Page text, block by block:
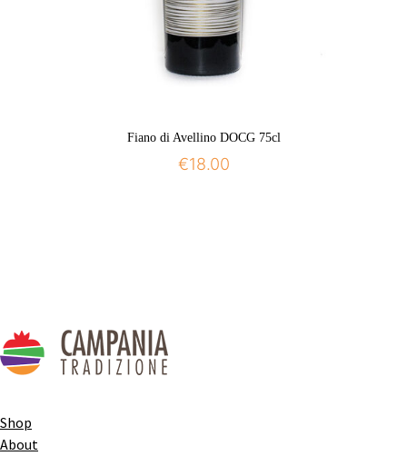
Fiano di Avellino DOCG 75cl
€18.00
Shop
About